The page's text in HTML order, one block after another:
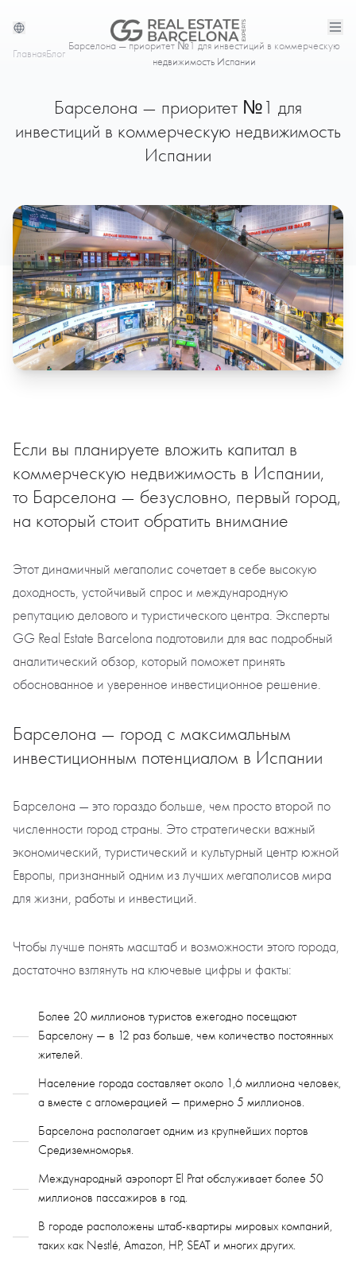
ГлавнаяБлог
Барселона — приоритет №1 для инвестиций в коммерческую
недвижимость Испании
Барселона — приоритет №1 для
инвестиций в коммерческую недвижимость
Испании
Если вы планируете вложить капитал в
коммерческую недвижимость в Испании,
то Барселона — безусловно, первый город,
на который стоит обратить внимание
Этот динамичный мегаполис сочетает в себе высокую
доходность, устойчивый спрос и международную
репутацию делового и туристического центра. Эксперты
GG Real Estate Barcelona подготовили для вас подробный
аналитический обзор, который поможет принять
обоснованное и уверенное инвестиционное решение.
Барселона — город с максимальным
инвестиционным потенциалом в Испании
Барселона — это гораздо больше, чем просто второй по
численности город страны. Это стратегически важный
экономический, туристический и культурный центр южной
Европы, признанный одним из лучших мегаполисов мира
для жизни, работы и инвестиций.
Чтобы лучше понять масштаб и возможности этого города,
достаточно взглянуть на ключевые цифры и факты:
Более 20 миллионов туристов ежегодно посещают
Барселону — в 12 раз больше, чем количество постоянных
жителей.
Население города составляет около 1,6 миллиона человек,
а вместе с агломерацией — примерно 5 миллионов.
Барселона располагает одним из крупнейших портов
Средиземноморья.
Международный аэропорт El Prat обслуживает более 50
миллионов пассажиров в год.
В городе расположены штаб-квартиры мировых компаний,
таких как Nestlé, Amazon, HP, SEAT и многих других.